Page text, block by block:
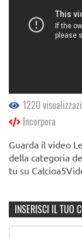
1220
Incorpora
Guarda il video
della categoria
tu su
INSERISCI IL TUO